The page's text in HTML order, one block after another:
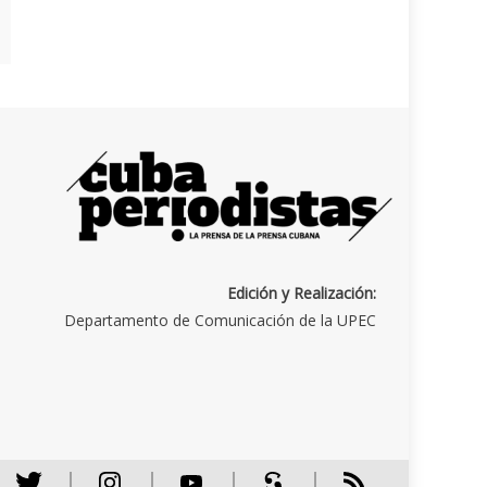
Edición y Realización:
Departamento de Comunicación de la UPEC